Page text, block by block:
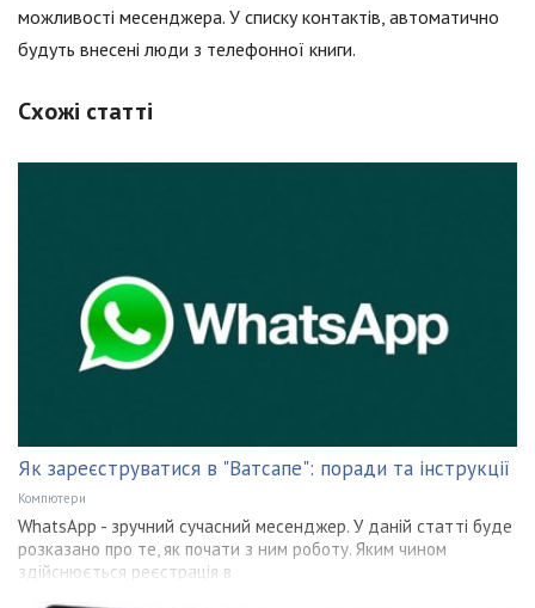
можливості месенджера. У списку контактів, автоматично
будуть внесені люди з телефонної книги.
Схожі статті
Як зареєструватися в "Ватсапе": поради та інструкції
Компютери
WhatsApp - зручний сучасний месенджер. У даній статті буде
розказано про те, як почати з ним роботу. Яким чином
здійснюється реєстрація в